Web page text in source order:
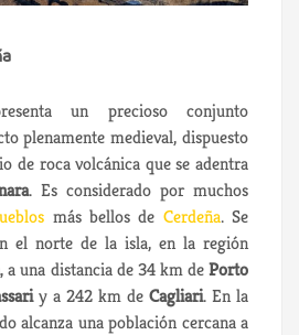
un precioso conjunto
plenamente medieval, dispuesto
de roca volcánica que se adentra
. Es considerado por muchos
más bellos de Cerdeña. Se
el norte de la isla, en la región
, a una distancia de 34 km dePorto
y a 242 km de Cagliari. En la
alcanza una población cercana a